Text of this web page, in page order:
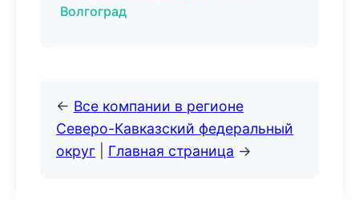
Волгоград
← Все компании в регионе
Северо-Кавказский федеральный
округ
Главная страница →